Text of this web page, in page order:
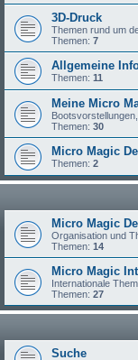
3D-Druck
Themen rund um
Themen: 7
Allgemeine
Themen: 11
Meine Micro
Themen: 30
Micro Magic
Themen: 2
Micro Magic
Organisation und
Themen: 14
Micro Magic
Internationale
Themen: 27
Suche